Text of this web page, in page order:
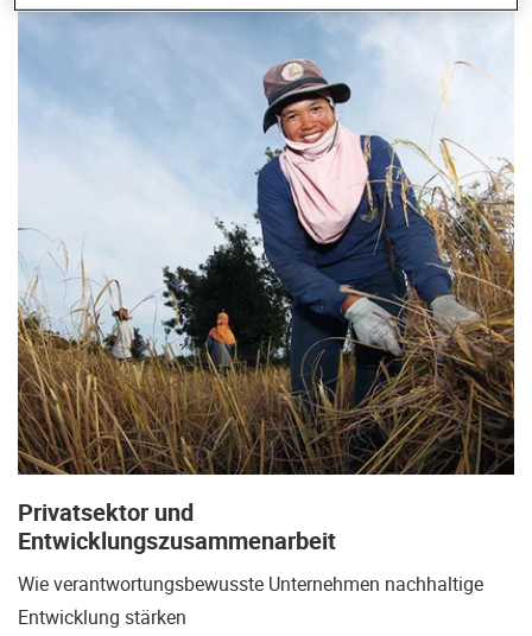
Privatsektor und
Entwicklungszusammenarbeit
Wie verantwortungsbewusste Unternehmen nachhaltige
Entwicklung stärken